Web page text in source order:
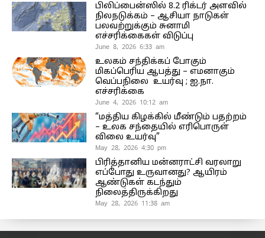
பிலிப்பைன்ஸில் 8.2 ரிக்டர் அளவில்
நிலநடுக்கம் – ஆசியா நாடுகள்
பலவற்றுக்கும் சுனாமி
எச்சரிக்கைகள் விடுப்பு
June 8, 2026 6:33 am
உலகம் சந்திக்கப் போகும்
மிகப்பெரிய ஆபத்து – எமனாகும்
வெப்பநிலை உயர்வு ; ஐ.நா.
எச்சரிக்கை
June 4, 2026 10:12 am
“மத்திய கிழக்கில் மீண்டும் பதற்றம்
– உலக சந்தையில் எரிபொருள்
விலை உயர்வு”
May 28, 2026 4:30 pm
பிரித்தானிய மன்னராட்சி வரலாறு
எப்போது உருவானது? ஆயிரம்
ஆண்டுகள் கடந்தும்
நிலைத்திருக்கிறது
May 28, 2026 11:38 am